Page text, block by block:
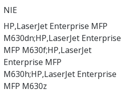
NIE
HP,LaserJet Enterprise MFP
M630dn;HP,LaserJet Enterprise
MFP M630f;HP,LaserJet
Enterprise MFP
M630h;HP,LaserJet Enterprise
MFP M630z